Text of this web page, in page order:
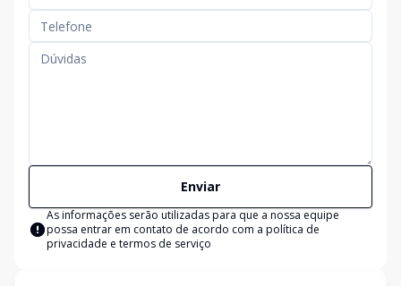
Enviar
As informações serão utilizadas para que a nossa equipe
possa entrar em contato de acordo com a política de
privacidade e termos de serviço